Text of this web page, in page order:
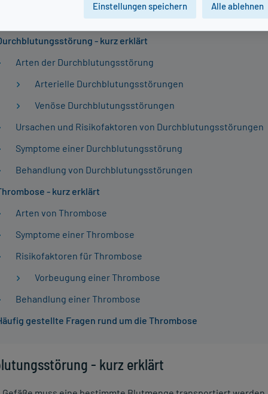
- kurz erklärt
Arten der Durchblutungsstörung
Arterielle Durchblutungsstörungen
Venöse Durchblutungsstörungen
Ursachen und Risikofaktoren von Durchblutungsstörungen
Symptome einer Durchblutungsstörung
Behandlung von Durchblutungsstörungen
- kurz erklärt
Arten von Thrombose
Symptome einer Thrombose
Risikofaktoren für Thrombose
Vorbeugung einer Thrombose
Behandlung einer Thrombose
gestellte Fragen rund um die Thrombose
- kurz erklärt
Einstellungen speichern Alle ablehnen